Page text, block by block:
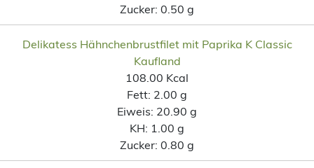
Zucker: 0.50 g
Delikatess Hähnchenbrustfilet mit Paprika K Classic
Kaufland
108.00 Kcal
Fett: 2.00 g
Eiweis: 20.90 g
KH: 1.00 g
Zucker: 0.80 g